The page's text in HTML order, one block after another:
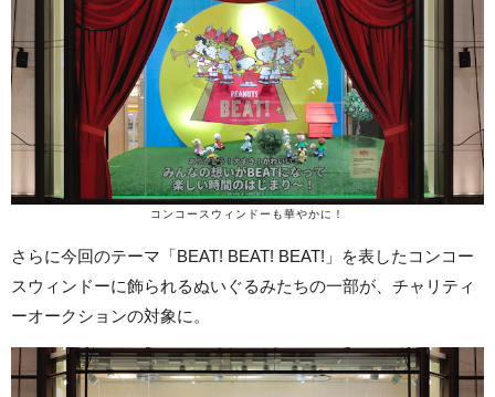
コンコースウィンドーも華やかに！
さらに今回のテーマ「BEAT! BEAT! BEAT!」を表したコンコー
スウィンドーに飾られるぬいぐるみたちの一部が、チャリティ
ーオークションの対象に。